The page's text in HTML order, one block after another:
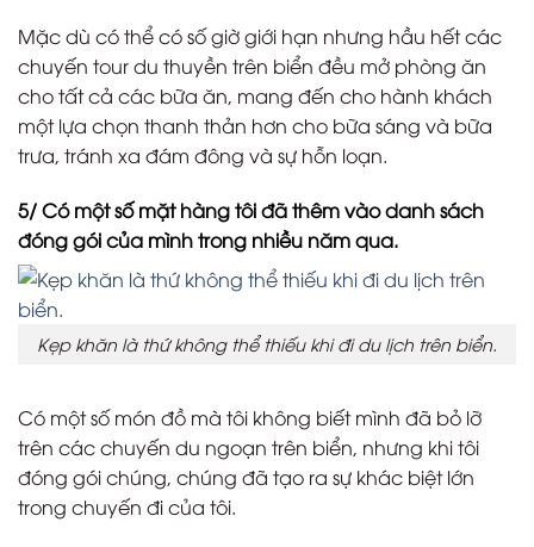
Mặc dù có thể có số giờ giới hạn nhưng hầu hết các
chuyến tour du thuyền trên biển đều mở phòng ăn
cho tất cả các bữa ăn, mang đến cho hành khách
một lựa chọn thanh thản hơn cho bữa sáng và bữa
trưa, tránh xa đám đông và sự hỗn loạn.
5/ Có một số mặt hàng tôi đã thêm vào danh sách
đóng gói của mình trong nhiều năm qua.
Kẹp khăn là thứ không thể thiếu khi đi du lịch trên biển.
Có một số món đồ mà tôi không biết mình đã bỏ lỡ
trên các chuyến du ngoạn trên biển, nhưng khi tôi
đóng gói chúng, chúng đã tạo ra sự khác biệt lớn
trong chuyến đi của tôi.